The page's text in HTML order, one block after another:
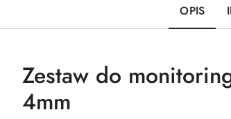
OPIS
Zestaw do
4mm